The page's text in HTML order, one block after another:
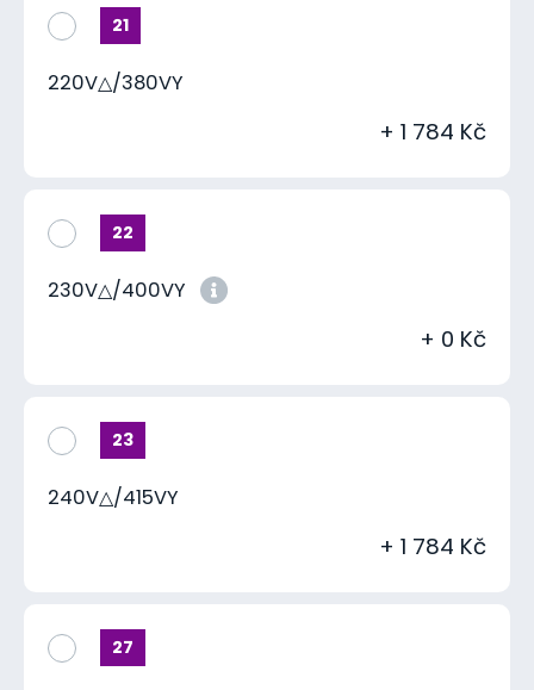
21
220V△/380VY
+ 1 784 Kč
22
230V△/400VY
+ 0 Kč
23
240V△/415VY
+ 1 784 Kč
27